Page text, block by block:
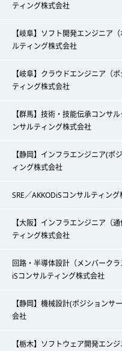
ティング株式会社
【岐阜】ソフト開発エンジニア
ルティング株式会社
【岐阜】クラウドエンジニア（
ティング株式会社
【群馬】技術・技能伝承コンサ
ンサルティング株式会社
【静岡】インフラエンジニア(ポ
ィング株式会社
SRE／AKKODiSコンサルティン
【大阪】インフラエンジニア（
ティング株式会社
回路・半導体設計（メンバーク
iSコンサルティング株式会社
【静岡】機械設計(ポジションサ
会社
【栃木】ソフトウェア開発エン